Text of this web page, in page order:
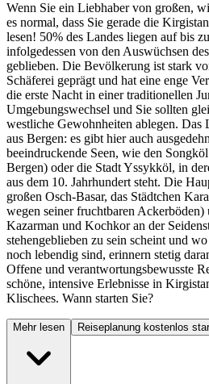
Wenn Sie ein Liebhaber von großen,
es normal, dass Sie gerade die
lesen! 50% des Landes liegen auf bis
infolgedessen von den Auswüchsen
geblieben. Die Bevölkerung ist stark
Schäferei geprägt und hat eine enge
die erste Nacht in einer traditionellen
Umgebungswechsel und Sie sollten
westliche Gewohnheiten ablegen. Das
aus Bergen: es gibt hier auch
beeindruckende Seen, wie den
Bergen) oder die Stadt Yssykköl, in
aus dem 10. Jahrhundert steht. Die
großen Osch-Basar, das Städtchen
wegen seiner fruchtbaren
Kazarman und Kochkor an der
stehengeblieben zu sein scheint und
noch lebendig sind, erinnern stetig
Offene und verantwortungsbewusste
schöne, intensive Erlebnisse in
Klischees. Wann starten Sie?
Mehr lesen Reiseplanung kostenlos